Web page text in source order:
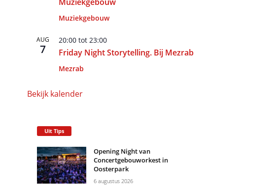
Muziekgebouw
AUG
7
20:00tot 23:00
Friday Night Storytelling. Bij Mezrab
Mezrab
Bekijk kalender
Uit Tips
Opening Night van
Concertgebouworkest in
Oosterpark
6 augustus 2026